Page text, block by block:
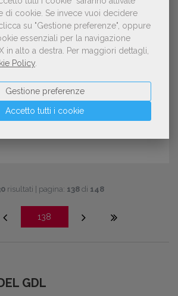
di cookie. Se invece vuoi decidere
su "Gestione preferenze", oppure
essenziali per la navigazione
in alto a destra.
Per maggiori dettagli,
Policy
Accetto tutti i cookie
Gestione preferenze
nuovo direttore
risultati | pagina: 138di 148
138
GDL